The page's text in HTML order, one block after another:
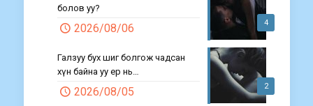
4
болов уу?
2026/08/06
2
Галзуу бух шиг болгож чадсан
хүн байна уу ер нь…
2026/08/05